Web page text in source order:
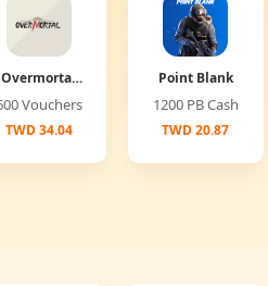
Overmortal
(Global)
600 Vouchers
TWD 34.04
Point Blank
1200 PB Cash
TWD 20.87